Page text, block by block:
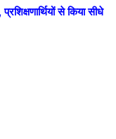
से किया सीधे